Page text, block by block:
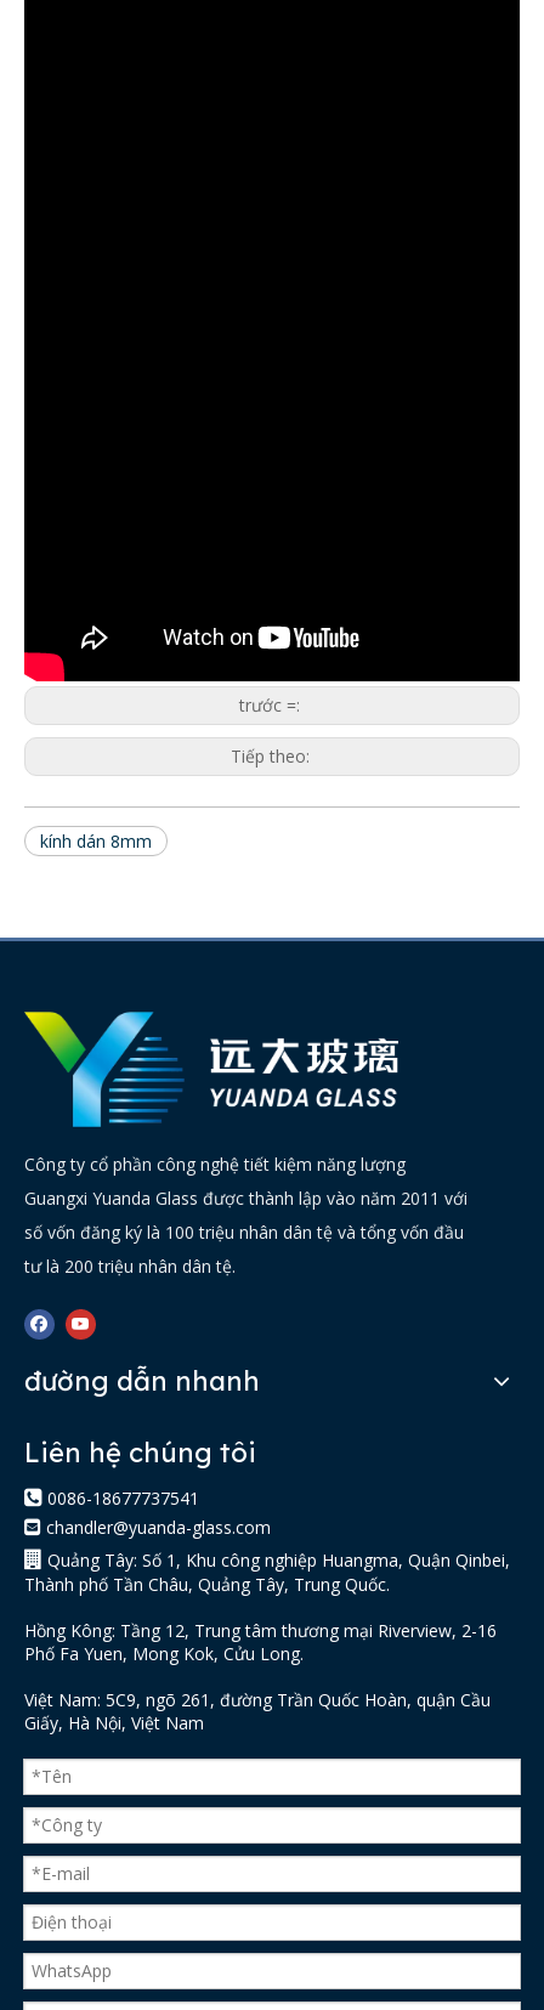
trước =:
Tiếp theo:
kính dán 8mm
Công ty cổ phần công nghệ tiết kiệm năng lượng
Guangxi Yuanda Glass được thành lập vào năm 2011 với
số vốn đăng ký là 100 triệu nhân dân tệ và tổng vốn đầu
tư là 200 triệu nhân dân tệ.
đường dẫn nhanh
Liên hệ chúng tôi
 0086-18677737541
 chandler@yuanda-glass.com
 Quảng Tây: Số 1, Khu công nghiệp Huangma, Quận Qinbei,
Thành phố Tần Châu, Quảng Tây, Trung Quốc.
Hồng Kông: Tầng 12, Trung tâm thương mại Riverview, 2-16
Phố Fa Yuen, Mong Kok, Cửu Long.
Việt Nam: 5C9, ngõ 261, đường Trần Quốc Hoàn, quận Cầu
Giấy, Hà Nội, Việt Nam